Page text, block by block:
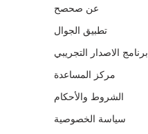
عن صحصح
تطبيق الجوال
برنامج الاصدار التجريبي
مركز المساعدة
الشروط والأحكام
سياسة الخصوصية